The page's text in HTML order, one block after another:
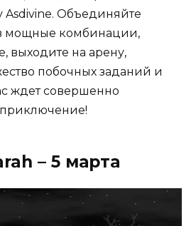
Asdivine. Объединяйте
мощные комбинации,
выходите на арену,
побочных заданий и
ждет совершенно
– 5 марта